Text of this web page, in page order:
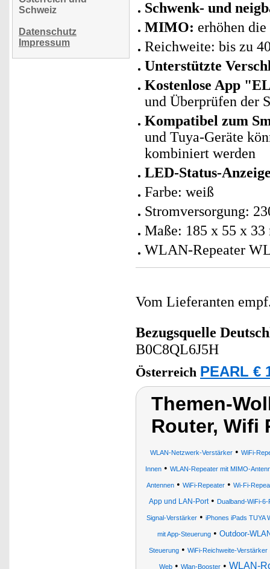
Schweiz
Datenschutz
Impressum
Schwenk- und
MIMO: erhöhen
Reichweite: bis zu
Unterstützte
Kostenlose App
und Überprüfen der
Kompatibel zum
und Tuya-Geräte
kombiniert werden
LED-Status-
Farbe: weiß
Stromversorgung:
Maße: 185 x 55 x
WLAN-Repeater
Vom Lieferanten
Bezugsquelle
B0C8QL6J5H
Österreich PEARL €
Themen-
Router, Wifi
WLAN-Netzwerk-Verstärker • WiFi-
Innen• WLAN-Repeater mit MIMO-
Antennen • WiFi-Repeater • Wi-Fi-
App und LAN-Port• Dualband-WiFi-
Signal-Verstärker • iPhones iPads TUYA
mit App-Steuerung• Outdoor-
Steuerung • WiFi-Reichweite-Verstärker
Web • Wlan-Booster • WLAN-